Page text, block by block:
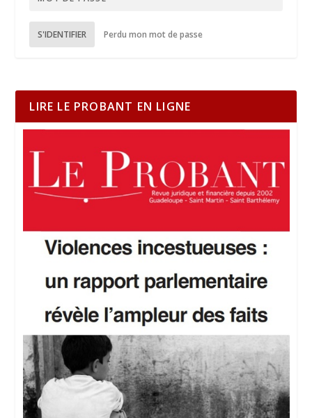
S'IDENTIFIER Perdu mon mot de passe
LIRE LE PROBANT EN LIGNE